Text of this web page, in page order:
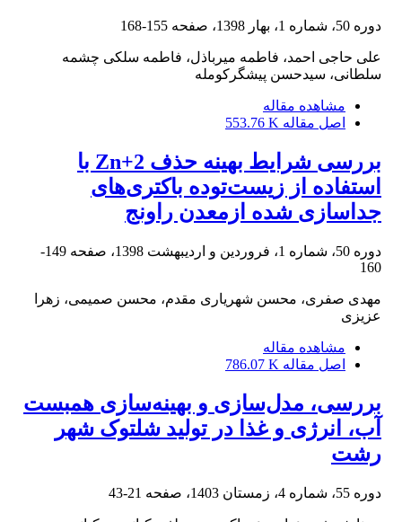
دوره 50، شماره 1، بهار 1398، صفحه 155-168
علی حاجی احمد، فاطمه میرباذل، فاطمه سلکی چشمه
سلطانی، سیدحسن پیشگرکومله
مشاهده مقاله
اصل مقاله 553.76 K
بررسی شرایط بهینه حذف Zn+2 با
استفاده از زیست‌توده باکتری‌های
جداسازی شده ازمعدن راونج
دوره 50، شماره 1، فروردین و اردیبهشت 1398، صفحه
149-
160
مهدی صفری، محسن شهریاری مقدم، محسن صمیمی، زهرا
عزیزی
مشاهده مقاله
اصل مقاله 786.07 K
بررسی، مدل‌سازی و بهینه‌سازی همبست
آب، انرژی و غذا در تولید شلتوک شهر
رشت
دوره 55، شماره 4، زمستان 1403، صفحه 21-43